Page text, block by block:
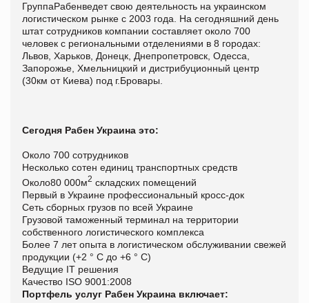
ГруппaРабенведет свою деятельность на украинском
логистическом рынке с 2003 года. На сегодняшний день
штат сотрудников компании составляет около 700
человек с региональными отделениями в 8 городах:
Львов, Харьков, Донецк, Днепропетровск, Одесса,
Запорожье, Хмельницкий и дистрибуционный центр
(30км от Киева) под г.Бровары.
Сегодня Рабен Украина это:
Около 700 сотрудников
Несколько сотен единиц транспортных средств
Около80 000м2 складских помещений
Первый в Украине профессиональный кросс-док
Сеть сборных грузов по всей Украине
Грузовой таможенный терминал на территории
собственного логистического комплекса
Более 7 лет опыта в логистическом обслуживании свежей
продукции (+2 ° С до +6 ° С)
Ведущие IT решения
Качество ISO 9001:2008
Портфель услуг Рабен Украина включает: